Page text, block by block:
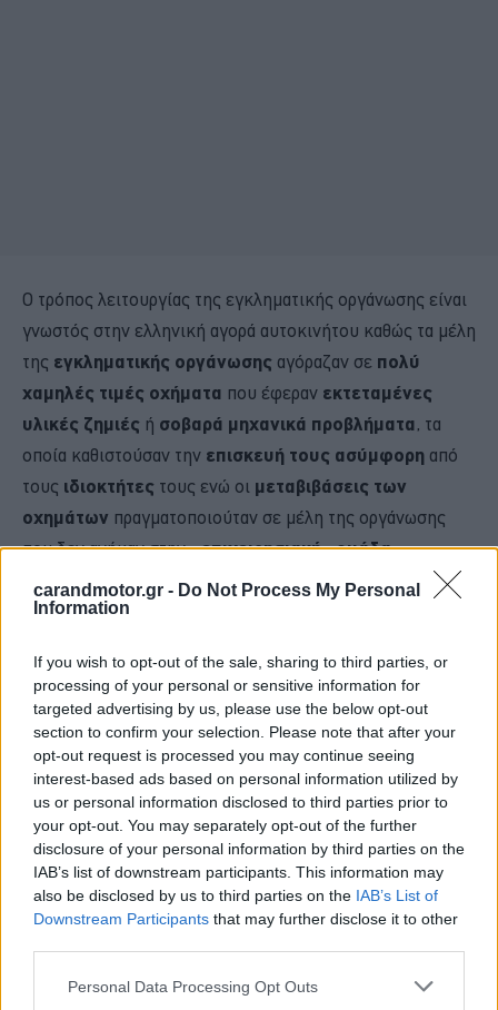
carandmotor.gr - Do Not Process My Personal
Information
If you wish to opt-out of the sale, sharing to third parties, or
processing of your personal or sensitive information for
targeted advertising by us, please use the below opt-out
section to confirm your selection. Please note that after your
opt-out request is processed you may continue seeing
interest-based ads based on personal information utilized by
us or personal information disclosed to third parties prior to
your opt-out. You may separately opt-out of the further
disclosure of your personal information by third parties on the
IAB’s list of downstream participants. This information may
also be disclosed by us to third parties on the IAB’s List of
Downstream Participants that may further disclose it to other
Please note that this website/app uses one or more Google
Personal Data Processing Opt Outs
Ο τρόπος λειτουργίας της εγκληματικής οργάνωσης είναι
γνωστός στην ελληνική αγορά αυτοκινήτου καθώς τα μέλη
της εγκληματικής οργάνωσης αγόραζαν σε πολύ
χαμηλές τιμές οχήματα που έφεραν εκτεταμένες
υλικές ζημιές ή σοβαρά μηχανικά προβλήματα, τα
οποία καθιστούσαν την επισκευή τους ασύμφορη από
τους ιδιοκτήτες τους ενώ οι μεταβιβάσεις των
οχημάτων πραγματοποιούταν σε μέλη της οργάνωσης
που δεν ανήκαν στην«επιχειρησιακή» ομάδα.
Στην συνέχεια, αφαιρούσαν μηχανικό τρόπο
τοναριθμό πλαισίουενώ παράλληλα διατηρούσαν την
άδεια κυκλοφορίας και τις
κρατικές πινακίδες
κυκλοφορίαςτων εν λόγω οχημάτων.
Ακολούθως, η «επιχειρησιακή ομάδα» αφού
ενημερωνόταν για τηνμάρκα,τοντύποκαι τοχρώμα
του οχήματοςπου αγοράστηκε, ξεκινούσε αναζητήσεις
στην περιοχή τηςΑττικήςγια όχημαίδιας μάρκαςκαι με
τα ίδιαχαρακτηριστικά .